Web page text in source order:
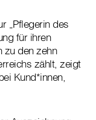
„Pflegerin des
für ihren
zu den zehn
zählt, zeigt
Kund*innen,